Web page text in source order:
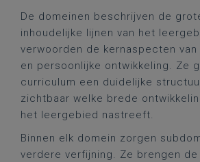
De domeinen beschrijven de
inhoudelijke lijnen van het
verwoorden de kernaspecten
en persoonlijke ontwikkeling. Ze
curriculum een duidelijke
zichtbaar welke brede
het leergebied nastreeft.
Binnen elk domein zorgen
verdere verfijning. Ze brengen de